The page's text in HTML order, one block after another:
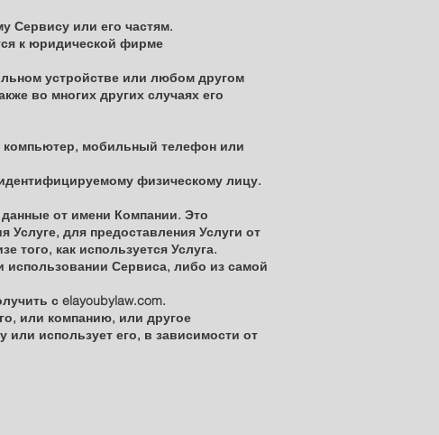
Сервису или его частям.
к юридической фирме
устройстве или любом другом
во многих других случаях его
компьютер, мобильный телефон или
физическому лицу.
от имени Компании. Это
для предоставления Услуги от
того, как используется Услуга.
Сервиса, либо из самой
с elayoubylaw.com.
или компанию, или другое
использует его, в зависимости от